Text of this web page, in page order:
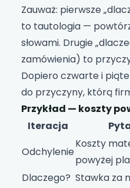
Zauważ: pierwsze
to tautologia —
słowami. Drugie
zamówienia) to
Dopiero czwarte i
do przyczyny, którą
Przykład — koszty
Iteracja
Odchylenie
Koszty
powyżej
Dlaczego? Stawka za